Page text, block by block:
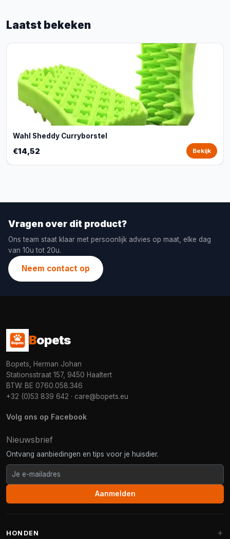
Laatst bekeken
Wahl Sheddy Curryborstel
€14,52 Bekijk
Vragen over dit product?
Ons team staat klaar met persoonlijk advies op maat, elke dag
van 10u tot 20u.
Neem contact op
Bopets
Bopets, Herman Johan
Stationsstraat 157, 9450 Haaltert
BTW: BE 0760.058.346
+32 (0)53 839 642 · care@bopets.eu
Volg ons op Facebook
Nieuwsbrief
Ontvang aanbiedingen en tips voor je huisdier.
Aanmelden
HONDEN